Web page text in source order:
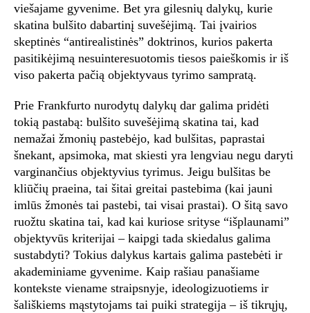
viešajame gyvenime. Bet yra gilesnių dalykų, kurie
skatina bulšito dabartinį suvešėjimą. Tai įvairios
skeptinės “antirealistinės” doktrinos, kurios pakerta
pasitikėjimą nesuinteresuotomis tiesos paieškomis ir iš
viso pakerta pačią objektyvaus tyrimo sampratą.
Prie Frankfurto nurodytų dalykų dar galima pridėti
tokią pastabą: bulšito suvešėjimą skatina tai, kad
nemažai žmonių pastebėjo, kad bulšitas, paprastai
šnekant, apsimoka, mat skiesti yra lengviau negu daryti
varginančius objektyvius tyrimus. Jeigu bulšitas be
kliūčių praeina, tai šitai greitai pastebima (kai jauni
imlūs žmonės tai pastebi, tai visai prastai). O šitą savo
ruožtu skatina tai, kad kai kuriose srityse “išplaunami”
objektyvūs kriterijai – kaipgi tada skiedalus galima
sustabdyti? Tokius dalykus kartais galima pastebėti ir
akademiniame gyvenime. Kaip rašiau panašiame
kontekste viename straipsnyje, ideologizuotiems ir
šališkiems mąstytojams tai puiki strategija – iš tikrųjų,